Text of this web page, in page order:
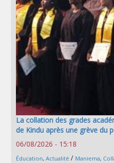
La collation des grades
de Kindu après une grève du
06/08/2026 - 15:18
Éducation, Actualité / Maniema,